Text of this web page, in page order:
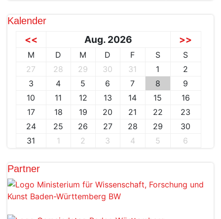
Kalender
<< Aug. 2026 >>
M D M D F S
S
27
28 29 30 31 1
2
3
4 5 6 7 8
9
10
11 12 13 14 15
16
17
18 19 20 21 22
23
24
25 26 27 28 29
30
31
1 2 3 4 5 6
Partner